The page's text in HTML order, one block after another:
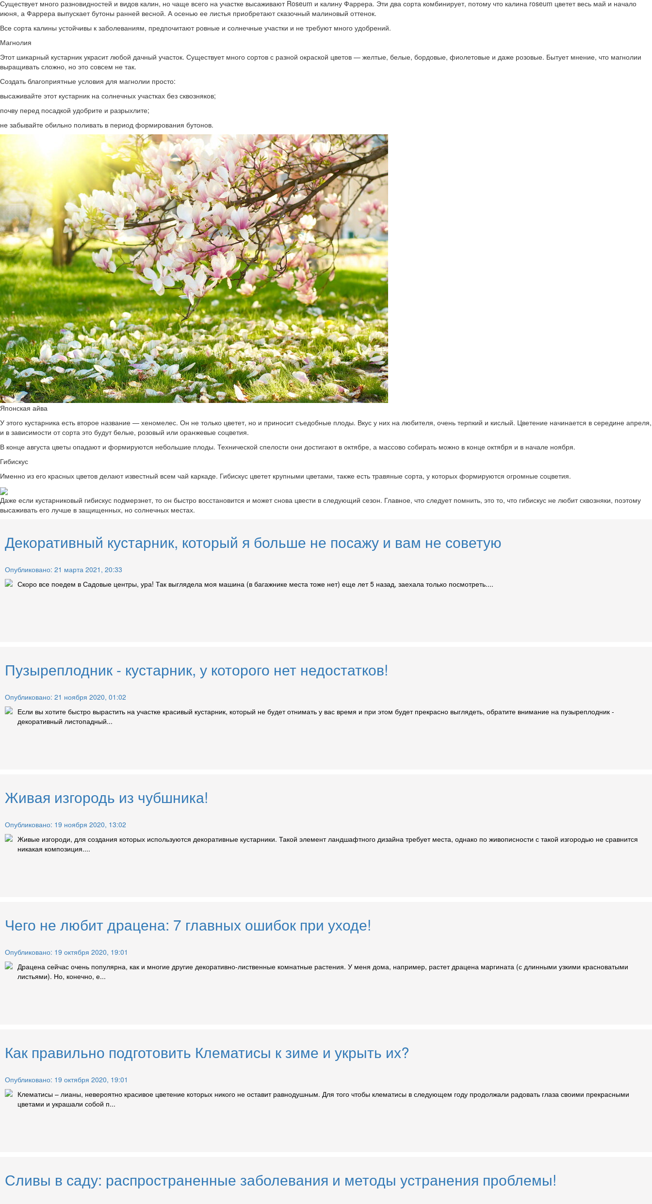
Существует много разновидностей и видов калин, но чаще всего на участке высаживают Roseum и калину Фаррера. Эти два сорта комбинирует, потому что калина roseum цветет весь май и начало
июня, а Фаррера выпускает бутоны ранней весной. А осенью ее листья приобретают сказочный малиновый оттенок.
Все сорта калины устойчивы к заболеваниям, предпочитают ровные и солнечные участки и не требуют много удобрений.
Магнолия
Этот шикарный кустарник украсит любой дачный участок. Существует много сортов с разной окраской цветов — желтые, белые, бордовые, фиолетовые и даже розовые. Бытует мнение, что магнолии
выращивать сложно, но это совсем не так.
Создать благоприятные условия для магнолии просто:
высаживайте этот кустарник на солнечных участках без сквозняков;
почву перед посадкой удобрите и разрыхлите;
не забывайте обильно поливать в период формирования бутонов.
Японская айва
У этого кустарника есть второе название — хеномелес. Он не только цветет, но и приносит съедобные плоды. Вкус у них на любителя, очень терпкий и кислый. Цветение начинается в середине апреля,
и в зависимости от сорта это будут белые, розовый или оранжевые соцветия.
В конце августа цветы опадают и формируются небольшие плоды. Технической спелости они достигают в октябре, а массово собирать можно в конце октября и в начале ноября.
Гибискус
Именно из его красных цветов делают известный всем чай каркаде. Гибискус цветет крупными цветами, также есть травяные сорта, у которых формируются огромные соцветия.
Даже если кустарниковый гибискус подмерзнет, то он быстро восстановится и может снова цвести в следующий сезон. Главное, что следует помнить, это то, что гибискус не любит сквозняки, поэтому
высаживать его лучше в защищенных, но солнечных местах.
Декоративный кустарник, который я больше не посажу и вам не советую
Опубликовано: 21 марта 2021, 20:33
Скоро все поедем в Садовые центры, ура! Так выглядела моя машина (в багажнике места тоже нет) еще лет 5 назад, заехала только посмотреть....
Пузыреплодник - кустарник, у которого нет недостатков!
Опубликовано: 21 ноября 2020, 01:02
Если вы хотите быстро вырастить на участке красивый кустарник, который не будет отнимать у вас время и при этом будет прекрасно выглядеть, обратите внимание на пузыреплодник -
декоративный листопадный...
Живая изгородь из чубшника!
Опубликовано: 19 ноября 2020, 13:02
Живые изгороди, для создания которых используются декоративные кустарники. Такой элемент ландшафтного дизайна требует места, однако по живописности с такой изгородью не сравнится
никакая композиция....
Чего не любит драцена: 7 главных ошибок при уходе!
Опубликовано: 19 октября 2020, 19:01
Драцена сейчас очень популярна, как и многие другие декоративно-лиственные комнатные растения. У меня дома, например, растет драцена маргината (с длинными узкими красноватыми
листьями). Но, конечно, е...
Как правильно подготовить Клематисы к зиме и укрыть их?
Опубликовано: 19 октября 2020, 19:01
Клематисы – лианы, невероятно красивое цветение которых никого не оставит равнодушным. Для того чтобы клематисы в следующем году продолжали радовать глаза своими прекрасными
цветами и украшали собой п...
Сливы в саду: распространенные заболевания и методы устранения проблемы!